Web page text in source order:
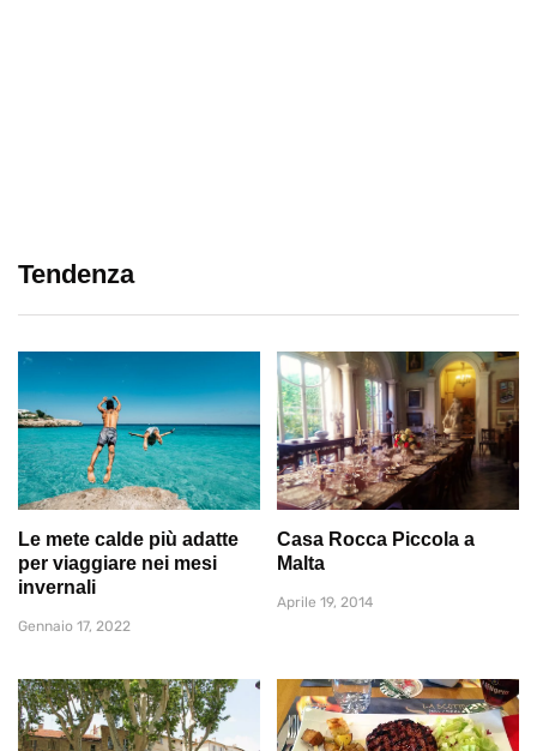
Tendenza
Le mete calde più adatte
per viaggiare nei mesi
invernali
Gennaio 17, 2022
Casa Rocca Piccola a
Malta
Aprile 19, 2014